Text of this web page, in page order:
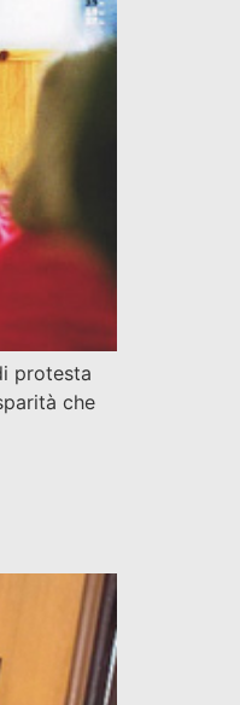
protesta
che